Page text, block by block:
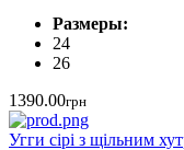
Размеры:
24
26
1390.00грн
Угги сірі з щільним